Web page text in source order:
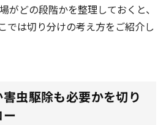
がどの段階かを整理しておくと、
では切り分けの考え方をご紹介し
虫駆除も必要かを切り